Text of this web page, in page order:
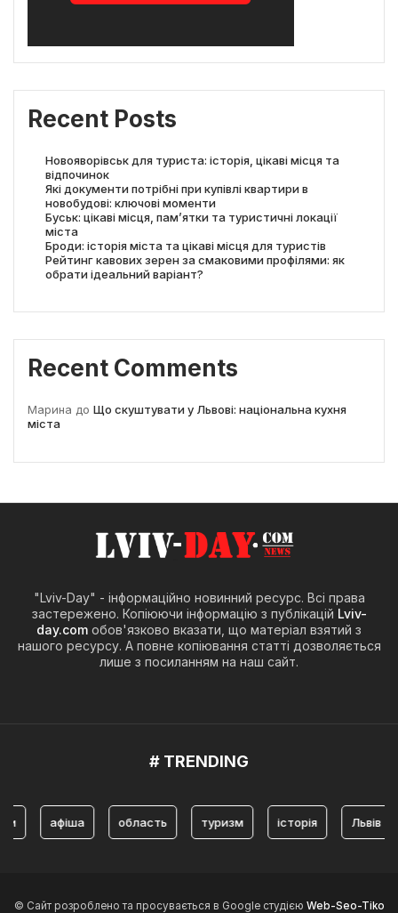
Recent Posts
Новояворівськ для туриста: історія, цікаві місця та
відпочинок
Які документи потрібні при купівлі квартири в
новобудові: ключові моменти
Буськ: цікаві місця, пам’ятки та туристичні локації
міста
Броди: історія міста та цікаві місця для туристів
Рейтинг кавових зерен за смаковими профілями: як
обрати ідеальний варіант?
Recent Comments
Марина до Що скуштувати у Львові: національна кухня
міста
"Lviv-Day" - інформаційно новинний ресурс. Всі права
застережено. Копіюючи інформацію з публікацій Lviv-
day.com обов'язково вказати, що матеріал взятий з
нашого ресурсу. А повне копіювання статті дозволяється
лише з посиланням на наш сайт.
# TRENDING
афіша область туризм історія
© Сайт розроблено та просувається в Google студією Web-Seo-Tiko